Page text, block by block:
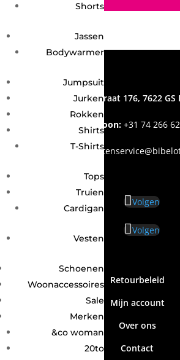
Shorts
Jassen
Bodywarmer
Jumpsuit
Jurken
Rokken
Shirts
T-Shirts
Tops
Truien
Cardigan
Vesten
Schoenen
Woonaccessoires
Sale
Merken
&co woman
20to
Grotestraat 176, 7622 GS
Telefoon: +31 74 266
Email:
Volgen
Volgen
Retourbeleid
Mijn account
Over ons
Contact